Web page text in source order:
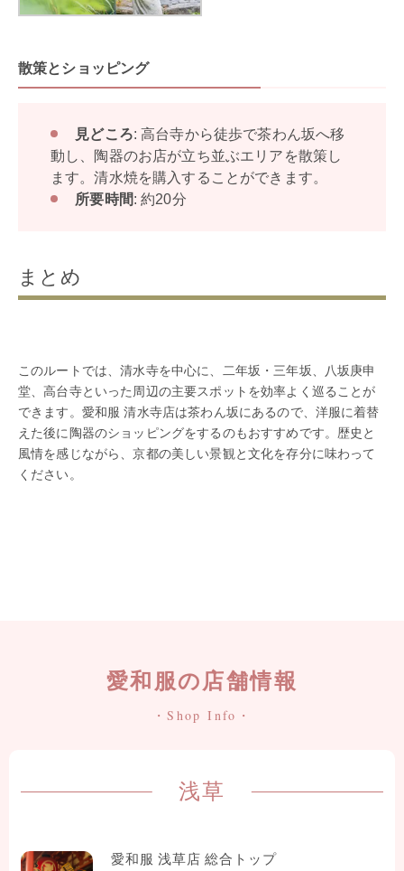
散策とショッピング
見どころ: 高台寺から徒歩で茶わん坂へ移
動し、陶器のお店が立ち並ぶエリアを散策し
ます。清水焼を購入することができます。
所要時間: 約20分
まとめ
このルートでは、清水寺を中心に、二年坂・三年坂、八坂庚申
堂、高台寺といった周辺の主要スポットを効率よく巡ることが
できます。愛和服 清水寺店は茶わん坂にあるので、洋服に着替
えた後に陶器のショッピングをするのもおすすめです。歴史と
風情を感じながら、京都の美しい景観と文化を存分に味わって
ください。
愛和服の店舗情報
・Shop Info・
浅草
愛和服 浅草店 総合トップ